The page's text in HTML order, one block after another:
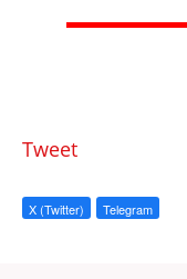
Tweet
X (Twitter) Telegram